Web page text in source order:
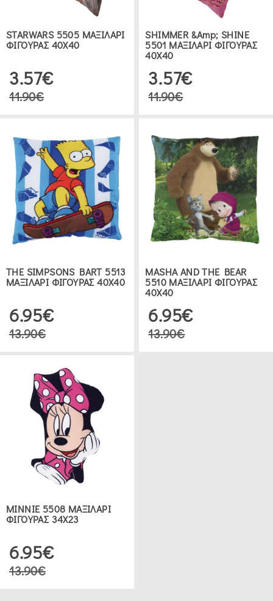
STARWARS 5505 ΜΑΞΙΛΑΡΙ
ΦΙΓΟΥΡΑΣ 40Χ40
3.57€
11.90€
SHIMMER &amp; SHINE
5501 ΜΑΞΙΛΑΡΙ ΦΙΓΟΥΡΑΣ
40Χ40
3.57€
11.90€
THE SIMPSONS BART 5513
ΜΑΞΙΛΑΡΙ ΦΙΓΟΥΡΑΣ 40Χ40
6.95€
13.90€
MASHA AND THE BEAR
5510 ΜΑΞΙΛΑΡΙ ΦΙΓΟΥΡΑΣ
40Χ40
6.95€
13.90€
MINNIE 5508 ΜΑΞΙΛΑΡΙ
ΦΙΓΟΥΡΑΣ 34Χ23
6.95€
13.90€